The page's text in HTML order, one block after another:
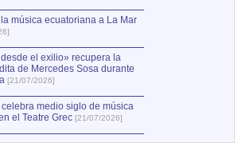
música ecuatoriana a La Mar
el exilio» recupera la
de Mercedes Sosa durante
[21/07/2026]
medio siglo de música
el Teatre Grec [21/07/2026]